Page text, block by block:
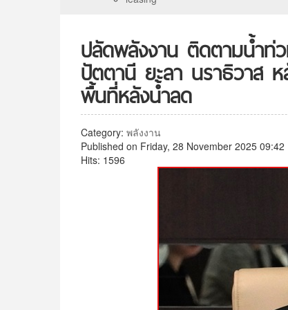
ปลัดพลังงาน ติดตามน้ำท่ว
ปัตตานี ยะลา นราธิวาส
พื้นที่หลังน้ำลด
Category: พลังงาน
Published on Friday, 28 November 2025 09:42
Hits: 1596